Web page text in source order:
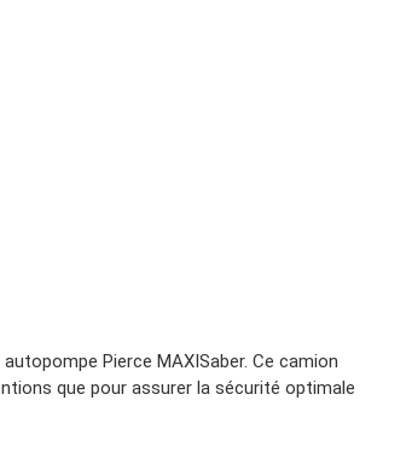
Pierce MAXISaber. Ce camion
que pour assurer la sécurité optimale